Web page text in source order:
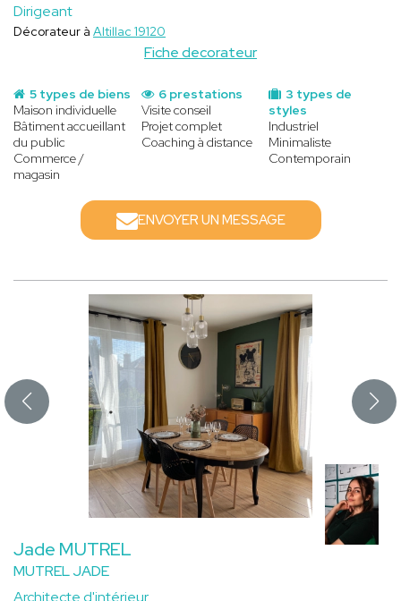
Dirigeant
Fiche decorateur
Décorateur à Altillac 19120
5 types de biens
Maison individuelle
Bâtiment accueillant
du public
Commerce /
magasin
3 types de
styles
Industriel
Minimaliste
Contemporain
6 prestations
Visite conseil
Projet complet
Coaching à distance
ENVOYER UN MESSAGE
Jade MUTREL
MUTREL JADE
Architecte d'intérieur